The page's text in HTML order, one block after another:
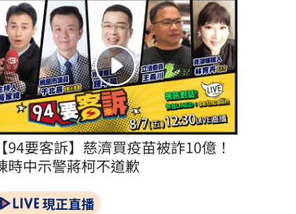
【94要客訴】慈濟買疫苗被詐10億！
時中示警蔣柯不道歉
現正直播